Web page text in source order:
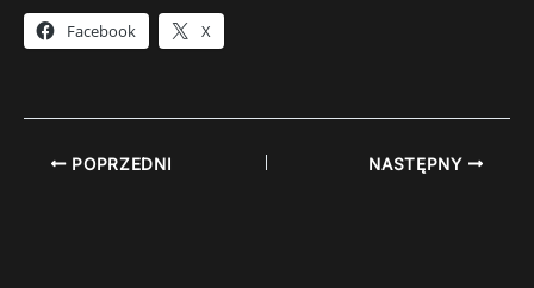
Facebook X
POPRZEDNI NASTĘPNY